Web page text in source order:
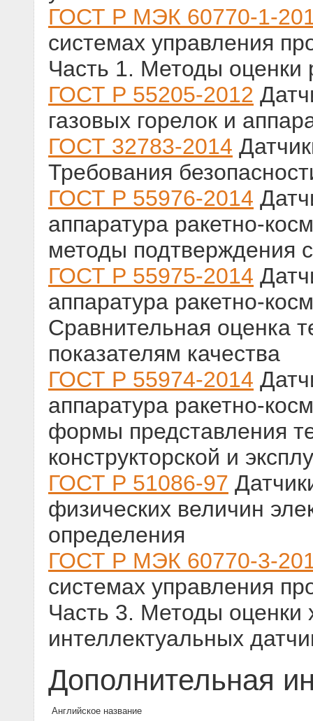
ГОСТ Р МЭК 60770-1-
системах управления
Часть 1. Методы оценки
ГОСТ Р 55205-2012
газовых горелок и
ГОСТ 32783-2014
Требования
ГОСТ Р 55976-2014
аппаратура ракетно-
методы подтверждения
ГОСТ Р 55975-2014
аппаратура ракетно-
Сравнительная оценка
показателям качества
ГОСТ Р 55974-2014
аппаратура ракетно-
формы представления
конструкторской и
ГОСТ Р 51086-97
физических величин
определения
ГОСТ Р МЭК 60770-3-
системах управления
Часть 3. Методы оценки
интеллектуальных
Дополнительная
Английское название